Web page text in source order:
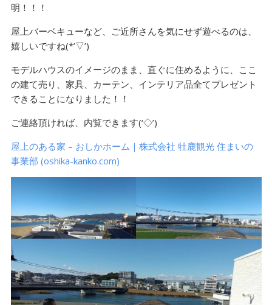
明！！！
屋上バーベキューなど、ご近所さんを気にせず遊べるのは、
嬉しいですね(*’▽’)
モデルハウスのイメージのまま、直ぐに住めるように、ここ
の建て売り、家具、カーテン、インテリア品全てプレゼント
できることになりました！！
ご連絡頂ければ、内覧できます(‘◇’)ゞ
屋上のある家 – おしかホーム｜株式会社 牡鹿観光 住まいの
事業部 (oshika-kanko.com)